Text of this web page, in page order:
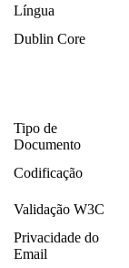
Língua
Dublin Core
Tipo de
Documento
Codificação
Validação W3C
Privacidade do
Email